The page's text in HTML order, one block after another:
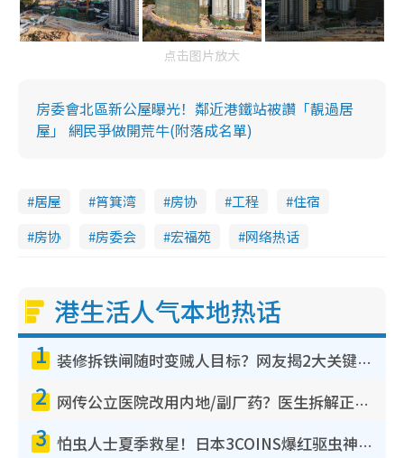
点击图片放大
房委會北區新公屋曝光！鄰近港鐵站被讚「靚過居
屋」 網民爭做開荒牛(附落成名單)
居屋 筲箕湾 房协 工程
住宿
房协
房委会 宏福苑 网络热话
港生活人气本地热话
1 装修拆铁闸随时变贼人目标？网友揭2大关键用途：装新款等于白装？附新旧铁闸分别
2 网传公立医院改用内地/副厂药？医生拆解正副厂分别，揭4类人换药随时出事
3 怕虫人士夏季救星！日本3COINS爆红驱虫神器$45起 1招“全程免触碰”轻松搞定小强